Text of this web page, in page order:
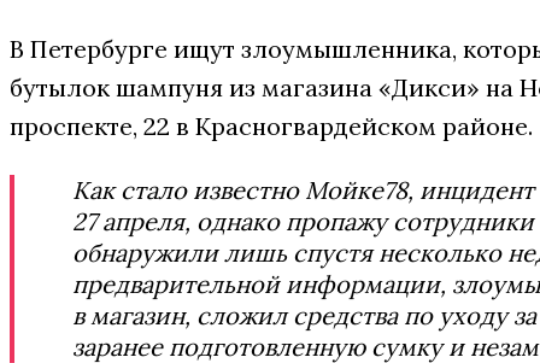
В Петербурге ищут злоумышленника,
бутылок шампуня из магазина «Дикси» на
проспекте, 22 в Красногвардейском районе.
Как стало известно Мойке78,
27 апреля, однако пропажу сотрудники
обнаружили лишь спустя несколько
предварительной информации,
в магазин, сложил средства по уходу
заранее подготовленную сумку и